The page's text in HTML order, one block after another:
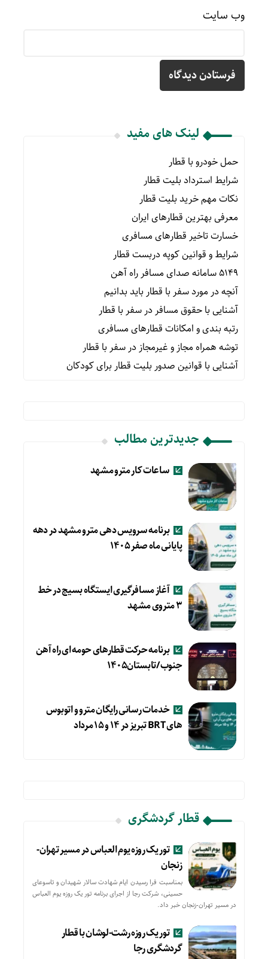
وب‌ سایت
لینک های مفید
حمل خودرو با قطار
شرایط استرداد بلیت قطار
نکات مهم خرید بلیت قطار
معرفی بهترین قطارهای ایران
خسارت تاخیر قطارهای مسافری
شرایط و قوانین کوپه دربست قطار
۵۱۴۹ سامانه صدای مسافر راه آهن
آنچه در مورد سفر با قطار باید بدانیم
آشنایی با حقوق مسافر در سفر با قطار
رتبه بندی و امکانات قطارهای مسافری
توشه همراه مجاز و غیرمجاز در سفر با قطار
آشنایی با قوانین صدور بلیت قطار برای کودکان
جدیدترین مطالب
ساعات کار مترو مشهد
برنامه سرویس دهی مترو مشهد در دهه
پایانی ماه صفر ۱۴۰۵
آغاز مسافرگیری ایستگاه بسیج در خط
۳ متروی مشهد
برنامه حرکت قطارهای حومه ای راه آهن
جنوب/تابستان۱۴۰۵
خدمات رسانی رایگان مترو و اتوبوس
های BRT تبریز در ۱۴ و ۱۵ مرداد
قطار گردشگری
تور یک روزه یوم العباس در مسیر تهران-
زنجان
بمناسبت فرا رسیدن ایام شهادت سالار شهیدان و تاسوعای
حسینی، شرکت رجا از اجرای برنامه تور یک روزه یوم العباس
در مسیر تهران-زنجان خبر داد.
تور یک روزه رشت-لوشان با قطار
گردشگری رجا